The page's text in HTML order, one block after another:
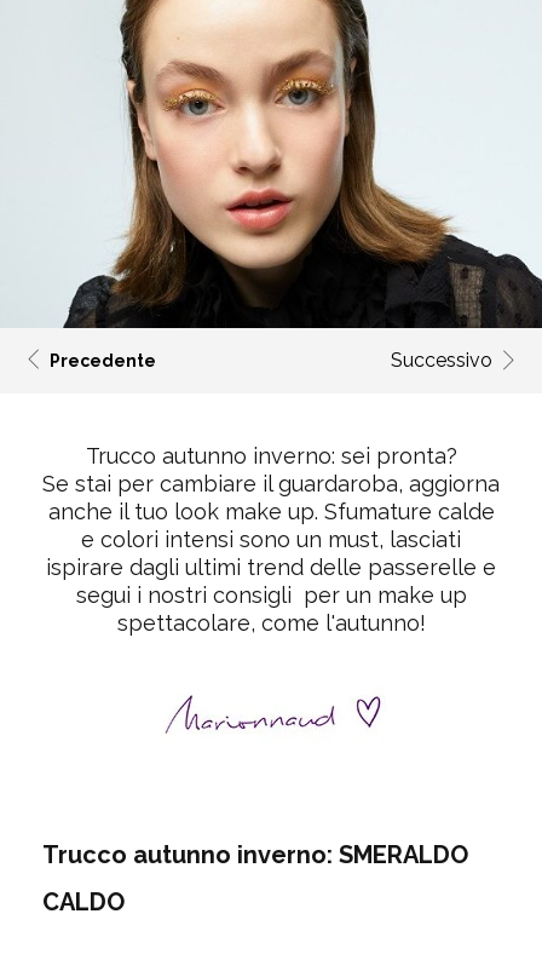
Precedente Successivo
Trucco autunno inverno: sei pronta?
Se stai per cambiare il guardaroba, aggiorna
anche il tuo look make up. Sfumature calde
e colori intensi sono un must, lasciati
ispirare dagli ultimi trend delle passerelle e
segui i nostri consigli per un make up
spettacolare, come l'autunno!
Trucco autunno inverno: SMERALDO
CALDO